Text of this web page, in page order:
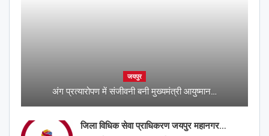
जयपुर
अंग प्रत्यारोपण में संजीवनी बनी मुख्यमंत्री आयुष्मान…
जिला विधिक सेवा प्राधिकरण जयपुर महानगर…